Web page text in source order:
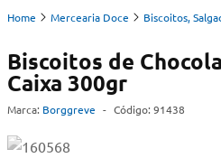
Home Mercearia Doce Biscoitos,
Biscoitos de
Caixa 300gr
Marca: Borggreve - Código: 91438